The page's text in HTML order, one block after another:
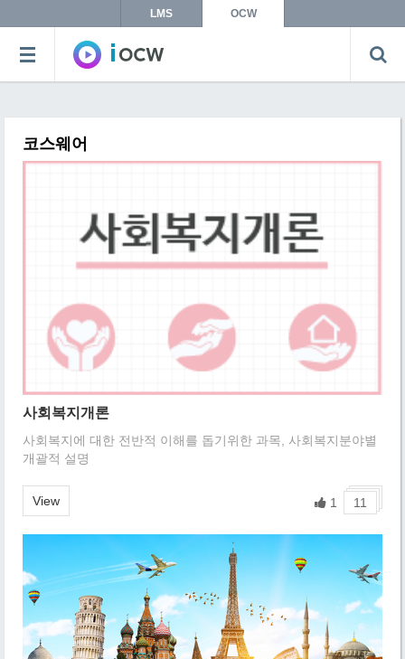
LMS OCW
코스웨어
사회복지개론
사회복지에 대한 전반적 이해를 돕기위한 과목, 사회복지분야별
개괄적 설명
View 11
1